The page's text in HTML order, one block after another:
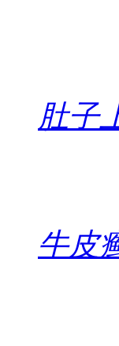
肚子
牛皮